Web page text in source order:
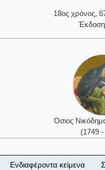
18ος χρόνος,
Όσιος
(1749
Ενδιαφέροντα κείμενα